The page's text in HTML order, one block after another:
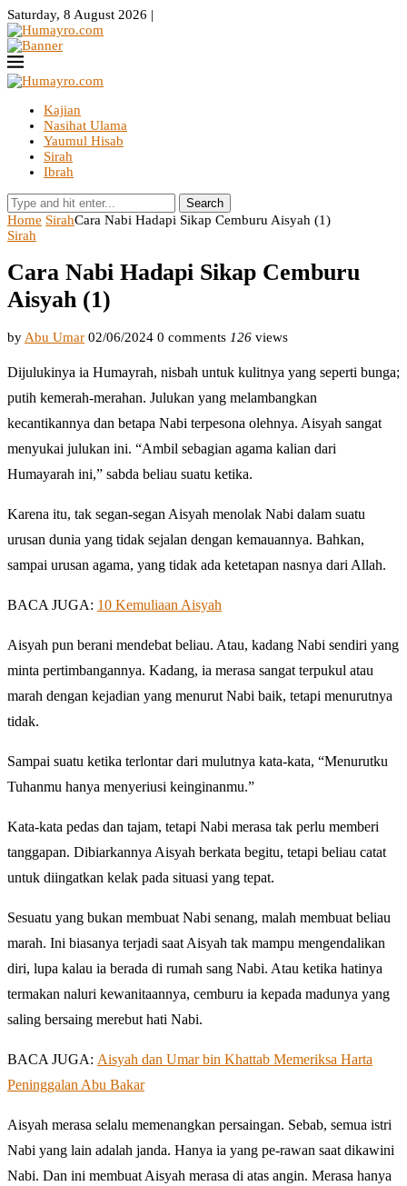
Saturday, 8 August 2026 |
Kajian
Nasihat Ulama
Yaumul Hisab
Sirah
Ibrah
Search
Home SirahCara Nabi Hadapi Sikap Cemburu Aisyah (1)
Sirah
Cara Nabi Hadapi Sikap Cemburu
Aisyah (1)
by Abu Umar 02/06/2024 0 comments 126 views
Dijulukinya ia Humayrah, nisbah untuk kulitnya yang seperti bunga;
putih kemerah-merahan. Julukan yang melambangkan
kecantikannya dan betapa Nabi terpesona olehnya. Aisyah sangat
menyukai julukan ini. “Ambil sebagian agama kalian dari
Humayarah ini,” sabda beliau suatu ketika.
Karena itu, tak segan-segan Aisyah menolak Nabi dalam suatu
urusan dunia yang tidak sejalan dengan kemauannya. Bahkan,
sampai urusan agama, yang tidak ada ketetapan nasnya dari Allah.
BACA JUGA: 10 Kemuliaan Aisyah
Aisyah pun berani mendebat beliau. Atau, kadang Nabi sendiri yang
minta pertimbangannya. Kadang, ia merasa sangat terpukul atau
marah dengan kejadian yang menurut Nabi baik, tetapi menurutnya
tidak.
Sampai suatu ketika terlontar dari mulutnya kata-kata, “Menurutku
Tuhanmu hanya menyeriusi keinginanmu.”
Kata-kata pedas dan tajam, tetapi Nabi merasa tak perlu memberi
tanggapan. Dibiarkannya Aisyah berkata begitu, tetapi beliau catat
untuk diingatkan kelak pada situasi yang tepat.
Sesuatu yang bukan membuat Nabi senang, malah membuat beliau
marah. Ini biasanya terjadi saat Aisyah tak mampu mengendalikan
diri, lupa kalau ia berada di rumah sang Nabi. Atau ketika hatinya
termakan naluri kewanitaannya, cemburu ia kepada madunya yang
saling bersaing merebut hati Nabi.
BACA JUGA: Aisyah dan Umar bin Khattab Memeriksa Harta
Peninggalan Abu Bakar
Aisyah merasa selalu memenangkan persaingan. Sebab, semua istri
Nabi yang lain adalah janda. Hanya ia yang pe-rawan saat dikawini
Nabi. Dan ini membuat Aisyah merasa di atas angin. Merasa hanya